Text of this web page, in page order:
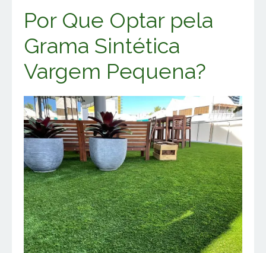
Por Que Optar pela
Grama Sintética
Vargem Pequena?